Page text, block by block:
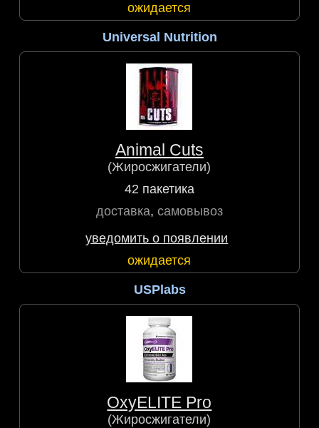
ожидается
Universal Nutrition
Animal Cuts
(Жиросжигатели)
42 пакетика
доставка, самовывоз
уведомить о появлении
ожидается
USPlabs
OxyELITE Pro
(Жиросжигатели)